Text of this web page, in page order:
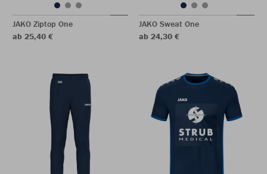
JAKO Ziptop One
ab 25,40 €
JAKO Sweat One
ab 24,30 €